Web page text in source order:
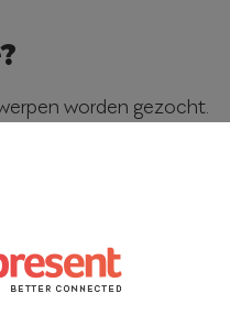
worden gezocht.
Google en wordt je dus
wordt je daar op